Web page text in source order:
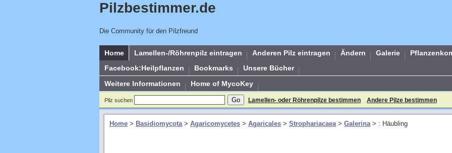
Pilzbestimmer.de
Die Community für den Pilzfreund
Home Lamellen-/Röhrenpilz eintragen Anderen Pilz eintragen Ändern Galerie
Facebook:Heilpflanzen
Bookmarks
Unsere Bücher
Weitere Informationen
Home of MycoKey
Pilz suchen Lamellen- oder Röhrenpilze bestimmen Andere Pilze bestimmen
Home > Basidiomycota> Agaricomycetes > Agaricales > Strophariacaea> Galerina> : Häubling